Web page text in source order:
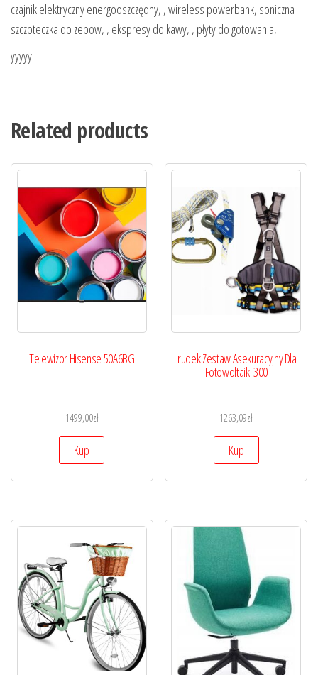
czajnik elektryczny energooszczędny, , wireless powerbank, soniczna
szczoteczka do zebow, , ekspresy do kawy, , płyty do gotowania,
yyyyy
Related products
Telewizor Hisense 50A6BG
1499,00zł
Kup
Irudek Zestaw Asekuracyjny Dla
Fotowoltaiki 300
1263,09zł
Kup